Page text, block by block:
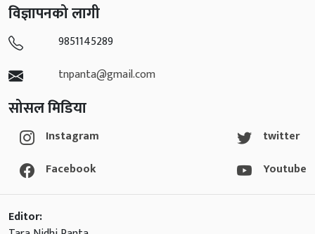
विज्ञापनको लागी
9851145289
tnpanta@gmail.com
सोसल मिडिया
Instagram
Facebook
twitter
Youtube
Editor: